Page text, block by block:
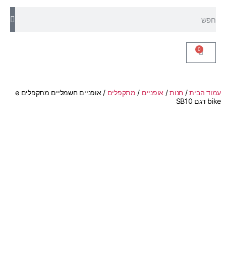
0
עמוד הבית/ חנות/ אופניים / מתקפלים
/ אופניים חשמליים מתקפלים e
bike דגם SB10